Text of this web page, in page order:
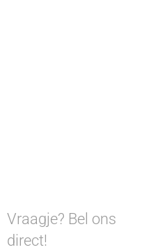
Vraagje? Bel ons
direct!